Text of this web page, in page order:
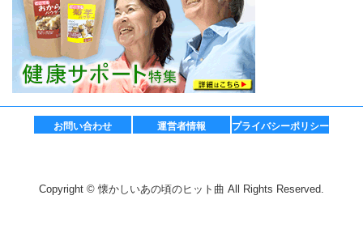
お問い合わせ 運営者情報 プライバシーポリシー
Copyright © 懐かしいあの頃のヒット曲 All Rights Reserved.